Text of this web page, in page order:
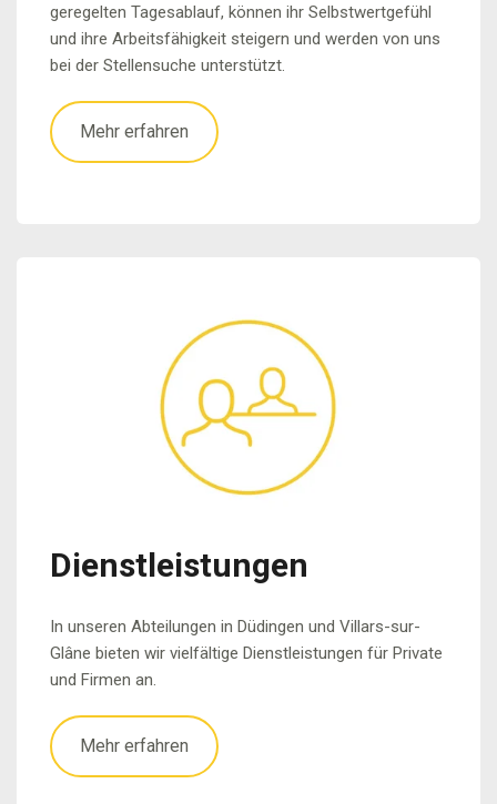
geregelten Tagesablauf, können ihr Selbstwertgefühl
und ihre Arbeitsfähigkeit steigern und werden von uns
bei der Stellensuche unterstützt.
Mehr erfahren
Dienstleistungen
In unseren Abteilungen in Düdingen und Villars-sur-
Glâne bieten wir vielfältige Dienstleistungen für Private
und Firmen an.
Mehr erfahren